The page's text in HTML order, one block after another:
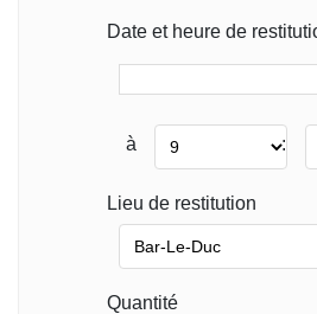
Date et heure de
à :
Lieu de restitution
Quantité